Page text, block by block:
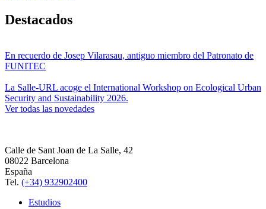
Destacados
En recuerdo de Josep Vilarasau, antiguo miembro del Patronato de
FUNITEC
La Salle-URL acoge el International Workshop on Ecological Urban
Security and Sustainability 2026.
Ver todas las novedades
Calle de Sant Joan de La Salle, 42
08022 Barcelona
España
Tel. (+34) 932902400
Estudios